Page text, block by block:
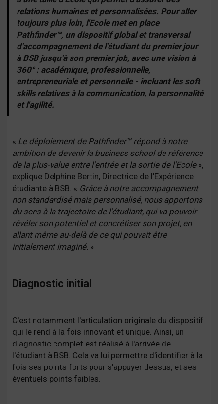
relations humaines et personnalisées. Pour aller
toujours plus loin, l'Ecole met en place
Pathfinder™, un dispositif global et transversal
d'accompagnement de l'étudiant du premier jour
à BSB jusqu'à son premier job, avec une vision à
360° : académique, professionnelle,
entrepreneuriale et personnelle - incluant les soft
skills relatives à la communication, la personnalité
et l'agilité.
« Le déploiement de Pathfinder™ répond à notre
ambition de devenir la business school de référence
de la plus-value entre l'entrée et la sortie de l'Ecole»,
explique Delphine Bertin, Directrice de l'Expérience
étudiante à BSB. « Grâce à notre accompagnement
non standardisé mais personnalisé, nous apportons
du sens à la trajectoire de l'étudiant, qui va pouvoir
révéler son potentiel et concrétiser son projet, en
allant même au-delà de ce qui pouvait être
initialement imaginé. »
Diagnostic initial
C'est notamment l'articulation originale du dispositif
qui le rend à la fois innovant et unique. Ainsi, un
diagnostic complet est réalisé à l'arrivée de
l'étudiant à BSB. Cela va lui permettre d'identifier à la
fois ses points forts pour s'appuyer dessus, et ses
éventuels points faibles.